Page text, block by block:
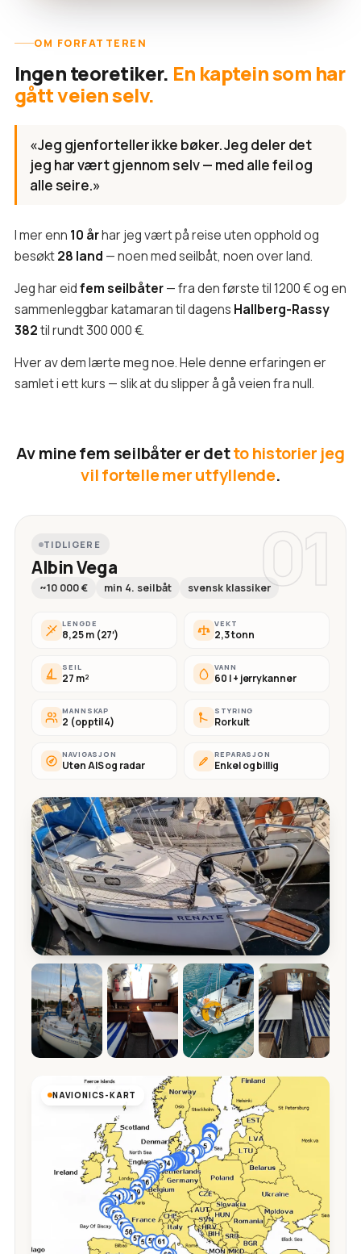
OM FORFATTEREN
Ingen teoretiker. En kaptein som har
gått veien selv.
«Jeg gjenforteller ikke bøker. Jeg deler det
jeg har vært gjennom selv — med alle feil og
alle seire.»
I mer enn 10 århar jeg vært på reise uten opphold og
besøkt28 land — noen med seilbåt, noen over land.
Jeg har eidfem seilbåter— fra den første til 1200 € og en
sammenleggbar katamaran til dagens Hallberg-Rassy
382til rundt 300 000 €.
Hver av dem lærte meg noe. Hele denne erfaringen er
samlet i ett kurs — slik at du slipper å gå veien fra null.
Av mine fem seilbåter er detto historier jeg
vil fortelle mer utfyllende.
01
TIDLIGERE
Albin Vega
~10 000 € min 4. seilbåt svensk klassiker
LENGDE
8,25 m (27′)
VEKT
2,3 tonn
SEIL
27 m²
VANN
60 l + jerrykanner
MANNSKAP
2 (opptil 4)
STYRING
Rorkult
NAVIGASJON
Uten AIS og radar
REPARASJON
Enkel og billig
NAVIONICS-KART